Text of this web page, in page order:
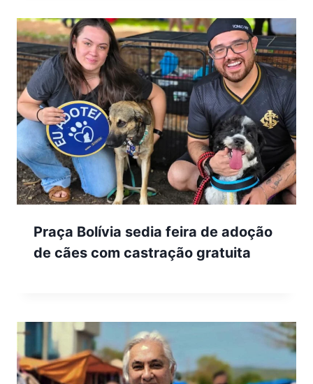
Praça Bolívia sedia feira de adoção
de cães com castração gratuita